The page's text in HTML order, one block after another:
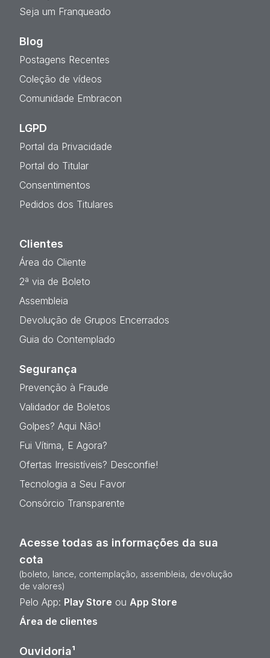
Seja um Franqueado
Blog
Postagens Recentes
Coleção de vídeos
Comunidade Embracon
LGPD
Portal da Privacidade
Portal do Titular
Consentimentos
Pedidos dos Titulares
Clientes
Área do Cliente
2ª via de Boleto
Assembleia
Devolução de Grupos Encerrados
Guia do Contemplado
Segurança
Prevenção à Fraude
Validador de Boletos
Golpes? Aqui Não!
Fui Vítima, E Agora?
Ofertas Irresistíveis? Desconfie!
Tecnologia a Seu Favor
Consórcio Transparente
Acesse todas as informações da sua
cota
(boleto, lance, contemplação, assembleia, devolução
de valores)
Pelo App: Play Store ou App Store
Área de clientes
Ouvidoria¹